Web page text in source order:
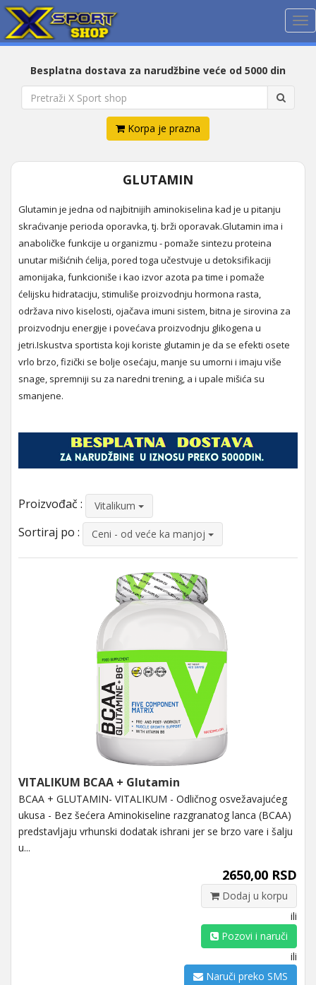
Besplatna dostava za narudžbine veće od 5000 din
Korpa je prazna
GLUTAMIN
Glutamin je jedna od najbitnijih aminokiselina kad je u pitanju
skraćivanje perioda oporavka, tj. brži oporavak.Glutamin ima i
anaboličke funkcije u organizmu - pomaže sintezu proteina
unutar mišićnih ćelija, pored toga učestvuje u detoksifikaciji
amonijaka, funkcioniše i kao izvor azota pa time i pomaže
ćelijsku hidrataciju, stimuliše proizvodnju hormona rasta,
održava nivo kiselosti, ojačava imuni sistem, bitna je sirovina za
proizvodnju energije i povećava proizvodnju glikogena u
jetri.Iskustva sportista koji koriste glutamin je da se efekti osete
vrlo brzo, fizički se bolje osećaju, manje su umorni i imaju više
snage, spremniji su za naredni trening, a i upale mišića su
smanjene.
Proizvođač : Vitalikum
Sortiraj po : Ceni - od veće ka manjoj
VITALIKUM BCAA + Glutamin
BCAA + GLUTAMIN- VITALIKUM - Odličnog osvežavajućeg
ukusa - Bez šećera Aminokiseline razgranatog lanca (BCAA)
predstavljaju vrhunski dodatak ishrani jer se brzo vare i šalju
u...
2650,00 RSD
Dodaj u korpu
ili
Pozovi i naruči
ili
Naruči preko SMS